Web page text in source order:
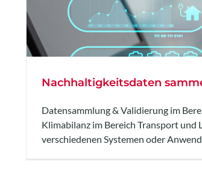
Nachhaltigkeitsdaten
Datensammlung & Validierung im
Klimabilanz im Bereich Transport
verschiedenen Systemen oder